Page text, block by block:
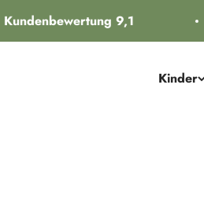
Kundenbewertung 9,1
Kinder